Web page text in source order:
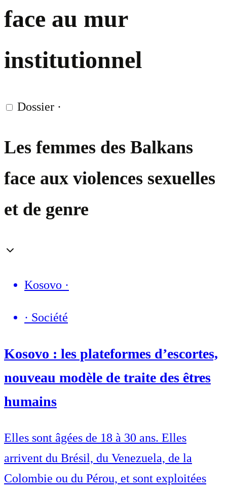
face au mur
institutionnel
Dossier ·
Les femmes des Balkans
face aux violences sexuelles
et de genre
Kosovo ·
· Société
Kosovo : les plateformes d’escortes,
nouveau modèle de traite des êtres
humains
Elles sont âgées de 18 à 30 ans. Elles
arrivent du Brésil, du Venezuela, de la
Colombie ou du Pérou, et sont exploitées